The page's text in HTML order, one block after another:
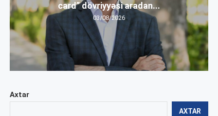
Axtar
AXTAR
card” dövriyyəsi aradan...
03/08/2026